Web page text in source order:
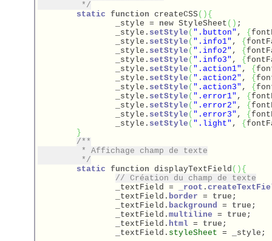
	 */
static function createCSS ( ) {
		_style =
new StyleSheet ( ) ;
		_style.
setStyle ( ".button" , {
		_style.
setStyle ( ".info1" , {
		_style.
setStyle ( ".info2" , {
		_style.
setStyle ( ".info3" , {
		_style.
setStyle ( ".action1" , {
		_style.
setStyle ( ".action2" , {
		_style.
setStyle ( ".action3" , {
		_style.
setStyle ( ".error1" , {
		_style.
setStyle ( ".error2" , {
		_style.
setStyle ( ".error3" , {
		_style.
setStyle ( ".light" , {
}
/**
	 */
static function displayTextField ( ) {
// Création du champ de texte
		_textField =
_root .
		_textField.
border = true ;
		_textField.
background = true ;
		_textField.
multiline = true ;
		_textField.
html = true ;
		_textField.
styleSheet = _style;